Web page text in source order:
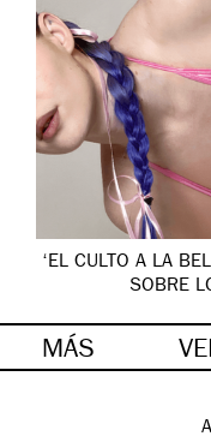
‘EL CULTO A LA
SOBRE
MÁS